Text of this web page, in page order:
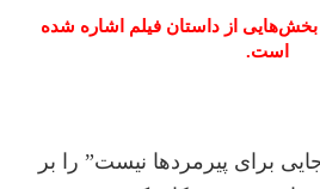
بخش‌هایی از داستان فیلم اشاره شده
است.
برای پیرمردها نیست” را بر